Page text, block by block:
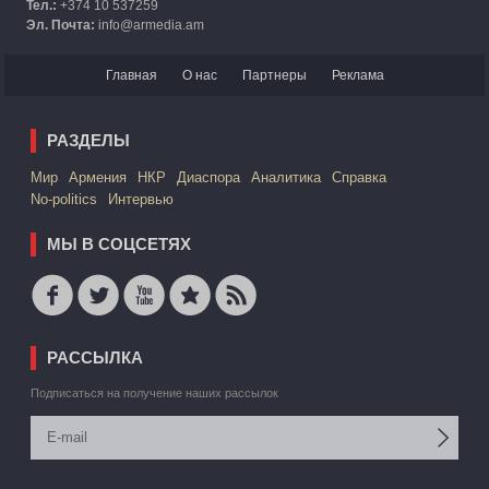
Тел.: +374 10 537259
Эл. Почта: info@armedia.am
Главная О нас Партнеры Реклама
РАЗДЕЛЫ
Mир Армения НКР Диаспора Аналитика
Справка
No-politics
Интервью
МЫ В СОЦСЕТЯХ
РАССЫЛКА
Подписаться на получение наших рассылок